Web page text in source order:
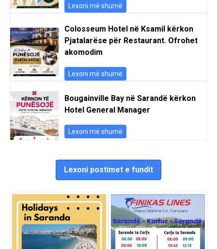
Lexoni më shumë
Colosseum Hotel në Ksamil kërkon
Pjatalarëse për Restaurant. Ofrohet
akomodim
Lexoni më shumë
Bougainville Bay në Sarandë kërkon
Hotel General Manager
Lexoni më shumë
Lexoni postimet e fundit